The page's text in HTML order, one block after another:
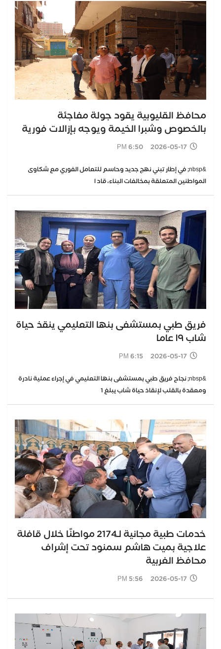
محافظ القليوبية يقود جولة مفاجئة
بالخصوص وشبرا الخيمة ويوجه بإزالات فورية
2026-05-17 6:50 PM
&nbsp; في إطار تبني نهج جديد وحاسم للتعامل الفوري مع شكاوى
المواطنين المتعلقة بمخالفات البناء، قاد ا
فريق طبي بمستشفى بنها التعليمي ينقذ حياة
شاب ١٩ عاما
2026-05-17 6:15 PM
&nbsp; نجاح فريق طبي بمستشفى بنها التعليمي في إجراء عملية نادرة
ومعقدة بالقلب لإنقاذ حياة شاب يبلغ 1
خدمات طبية مجانية لـ2174 مواطنًا خلال قافلة
علاجية بميت هاشم سمنود تحت إشراف
محافظ الغربية
2026-05-17 5:56 PM